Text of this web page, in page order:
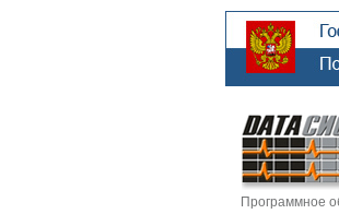
Программное